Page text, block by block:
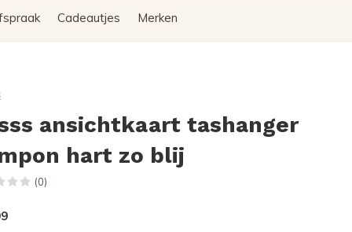
Cadeautjes Merken
ansichtkaart tashanger
hart zo blij
(0)